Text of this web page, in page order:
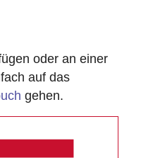
oder an einer
auf das
gehen.